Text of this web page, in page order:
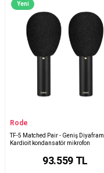
Yeni
Rode
TF-5 Matched Pair - Geniş Diyafram
Kardioit kondansatör mikrofon
93.559TL